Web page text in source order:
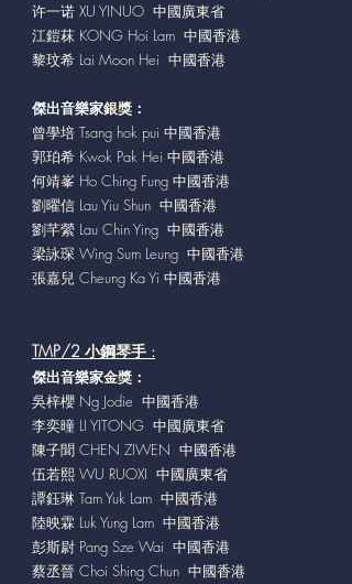
许一诺 XU YINUO 中國廣東省
江鎧菻 KONG Hoi Lam 中國香港
黎玟希 Lai Moon Hei 中國香港
傑出音樂家銀獎：
曾學培 Tsang hok pui 中國香港
郭珀希 Kwok Pak Hei 中國香港
何靖峯 Ho Ching Fung 中國香港
劉曜信 Lau Yiu Shun 中國香港
劉芊縈 Lau Chin Ying 中國香港
梁詠琛 Wing Sum Leung 中國香港
張嘉兒 Cheung Ka Yi 中國香港
TMP/2 小鋼琴手 :
傑出音樂家金獎：
吳梓櫻 Ng Jodie 中國香港
李奕曈 LI YITONG 中國廣東省
陳子聞 CHEN ZIWEN 中國香港
伍若熙 WU RUOXI 中國廣東省
譚鈺琳 Tam Yuk Lam 中國香港
陸映霖 Luk Yung Lam 中國香港
彭斯尉 Pang Sze Wai 中國香港
蔡丞晉 Choi Shing Chun 中國香港